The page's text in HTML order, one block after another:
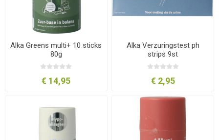
Alka Greens multi+ 10 sticks
80g
€ 14,95
Alka Verzuringstest ph
strips 9st
€ 2,95